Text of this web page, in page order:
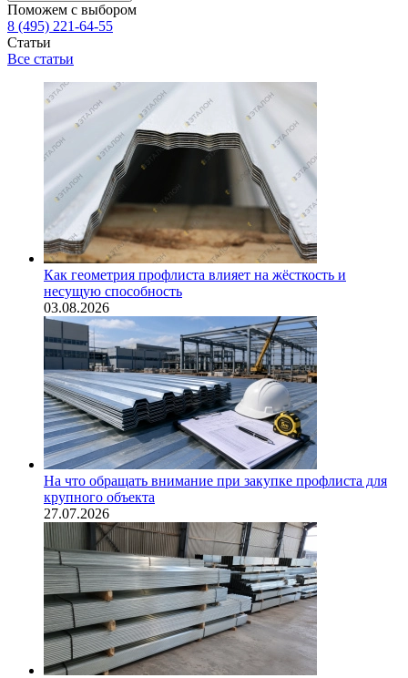
Поможем с выбором
8 (495) 221-64-55
Статьи
Все статьи
Как геометрия профлиста влияет на жёсткость и
несущую способность
03.08.2026
На что обращать внимание при закупке профлиста для
крупного объекта
27.07.2026